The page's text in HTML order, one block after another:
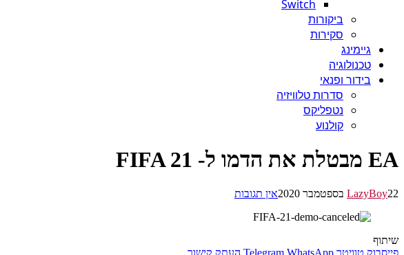
Switch
ביקורות
סקירות
גיימינג
טכנולוגיה
בידור ופנאי
סדרות טלוויזיה
נטפליקס
קולנוע
EA מבטלת את הדמו ל- FIFA 21
LazyBoy22 בספטמבר 2020 אין תגובות
שיתוף
פייסבוק טוויטר Telegram WhatsApp העתק קישור